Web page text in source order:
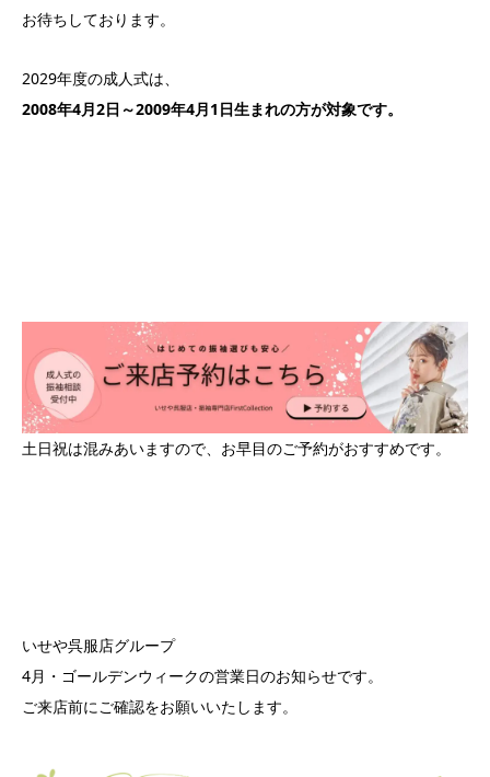
お待ちしております。
2029年度の成人式は、
2008年4月2日～2009年4月1日生まれの方が対象です。
土日祝は混みあいますので、お早目のご予約がおすすめです。
いせや呉服店グループ
4月・ゴールデンウィークの営業日のお知らせです。
ご来店前にご確認をお願いいたします。